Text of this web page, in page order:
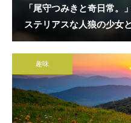
「尾守つみきと奇日常。
ステリアスな人狼の少女
趣味